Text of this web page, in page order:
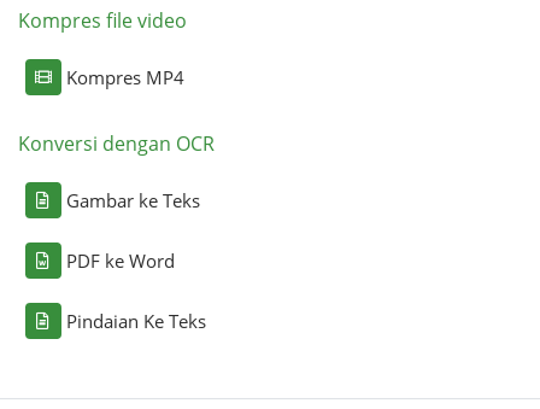
Kompres file video
Kompres MP4
Konversi dengan OCR
Gambar ke Teks
PDF ke Word
Pindaian Ke Teks